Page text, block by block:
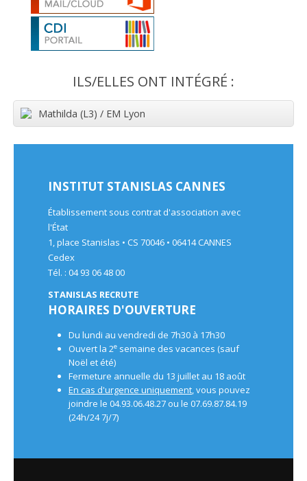
ILS/ELLES ONT INTÉGRÉ :
Mathilda (L3) / EM Lyon
INSTITUT STANISLAS CANNES
Établissement sous contrat d'association avec
l'État
1, place Stanislas • CS 70046 • 06414 CANNES
Cedex
Tél. : 04 93 06 48 00
STANISLAS RECRUTE
HORAIRES D'OUVERTURE
Du lundi au vendredi de 7h30 à 17h30
Ouvert la 2e semaine des vacances (sauf
Noël et été)
Fermeture annuelle du 13 juillet au 18 août
En cas d'urgence uniquement, vous pouvez
joindre le 04.93.06.48.27 ou le 07.69.87.84.19
(24h/24 7j/7)